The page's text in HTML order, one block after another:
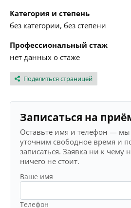
Категория и степень
без категории, без степени
Профессиональный стаж
нет данных о стаже
Поделиться страницей
Записаться на
Оставьте имя и телефон —
уточним свободное время и
записаться. Заявка ни к чему
ничего не стоит.
Ваше имя
Телефон